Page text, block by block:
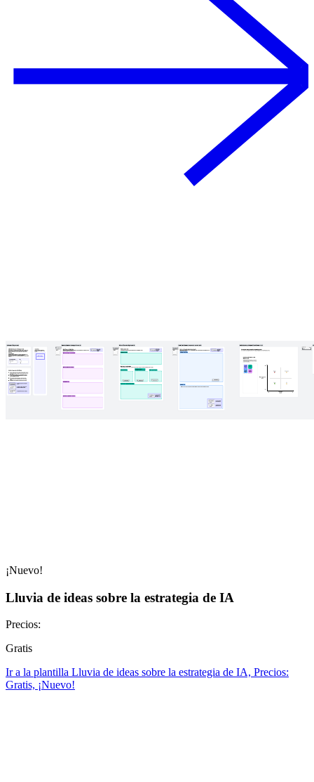
¡Nuevo!
Lluvia de ideas sobre la estrategia de IA
Precios:
Gratis
Ir a la plantilla Lluvia de ideas sobre la estrategia de IA, Precios:
Gratis, ¡Nuevo!